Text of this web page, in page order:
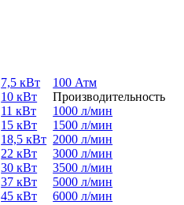
7,5 кВт
10 кВт
11 кВт
15 кВт
18,5 кВт
22 кВт
30 кВт
37 кВт
45 кВт
100 Атм
Производительность
1000 л/мин
1500 л/мин
2000 л/мин
3000 л/мин
3500 л/мин
5000 л/мин
6000 л/мин